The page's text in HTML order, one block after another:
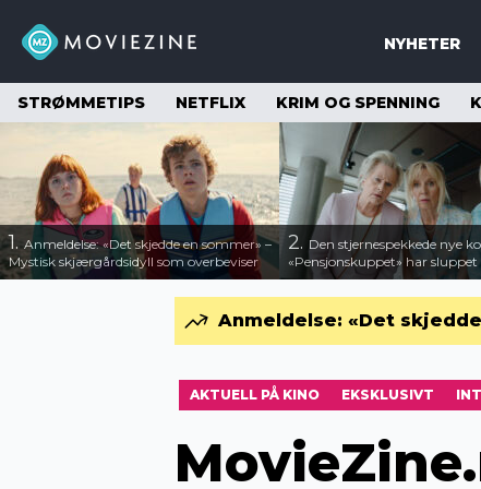
NYHETER
STRØMMETIPS NETFLIX KRIM OG SPENNING
1.Anmeldelse: «Det skjedde en sommer» –
Mystisk skjærgårdsidyll som overbeviser
2. Den stjernespekkede nye
«Pensjonskuppet» har
Anmeldelse: «Det
AKTUELL PÅ KINO EKSKLUSIVT